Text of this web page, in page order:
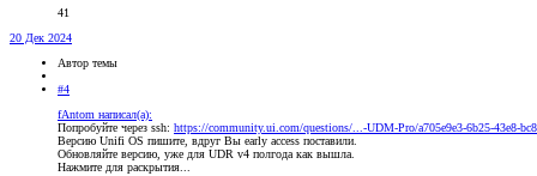
41
20 Дек 2024
Автор темы
#4
fAntom написал(а):
Попробуйте через ssh: https://community.ui.com/questions/...-UDM-Pro/a705e9e3-6b25-43e8-
Версию Unifi OS пишите, вдруг Вы early access поставили.
Обновляйте версию, уже для UDR v4 полгода как вышла.
Нажмите для раскрытия...